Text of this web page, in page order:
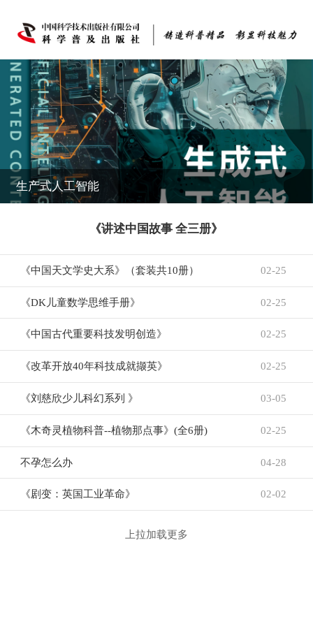
生产式人工智能
《中国天文学史大系》（套装共10册） 02-25
《DK儿童数学思维手册》 02-25
《中国古代重要科技发明创造》 02-25
《改革开放40年科技成就撷英》 02-25
《刘慈欣少儿科幻系列 》 03-05
《木奇灵植物科普--植物那点事》(全6册) 02-25
不孕怎么办 04-28
《剧变：英国工业革命》 02-02